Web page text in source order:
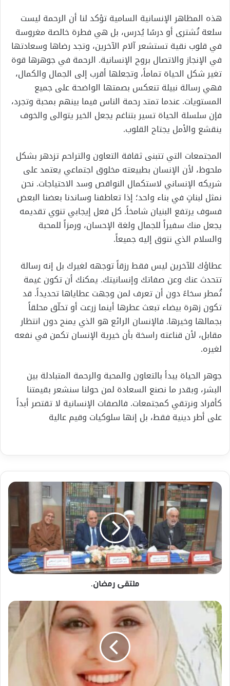
هذه المظاهر الإنسانية السامية تؤكد لنا أن الرحمة ليست
سلعة تُشترى أو درسًا يُدرس، بل هي فطرة خالصة مغروسة
في قلوب نقية تستشعر آلام الآخرين، وتجد رضاها وسعادتها
في الإنجاز والاتصال بروح الإنسانية. الرحمة في جوهرها قوة
تغير شكل الحياة تماماً، وتجعلها أقرب إلى الجمال والكمال،
فهي رسالة نبيلة تنعكس بصمتها الواضحة على جميع
المستويات. عندما تمتد رحمة الناس فيما بينهم بمحبة وتجرد،
فإن سلسلة الحياة تسير بتناغم يجعل الخير يتوالى والخوف
ينقشع والأمل يجتاح القلوب.
المجتمعات التي تتبنى ثقافة التعاون والتراحم تزدهر بشكل
ملحوظ، لأن الإنسان بطبيعته مخلوق اجتماعي يعتمد على
شريكه الإنساني لاستكمال النواقص وسد الاحتياجات. نحن
نمثل لبناتٍ في بناء واحد؛ إذا تعاطفنا وساندنا بعضنا البعض
فسوف يرتفع البنيان شامخاً. كل فعل إيجابي تنوي تقديمه
يجعل منك سفيراً للجمال ولغة الإحسان، ورمزاً للمحبة
والسلام الذي نتوق إليه جميعاً.
عطاؤك للآخرين ليس فقط رزقاً توجهه لغيرك بل إنه رسالة
تتحدث عنك وعن صفاتك وإنسانيتك. يمكنك أن تكون غيمة
تُمطر سخاءً دون أن تعرف لمن وجهت عطاياها تحديداً. قد
تكون زهرة بيضاء تبعث عطرها أينما زرعت أو تحلّق محلقاً
بجمالها وخيرها. فالإنسان الرائع هو الذي يمنح دون انتظار
مقابل، لأن قناعته راسخة بأن خيرية الإنسان تكمن في نفعه
لغيره.
جوهر الحياة يبدأ بالتعاون والمحبة والرحمة المتبادلة بين
البشر، وبقدر ما نصنع السعادة لمن حولنا سنشعر بقيمتنا
كأفراد ونرتقي كمجتمعات. فالصفات الإنسانية لا تقتصر أبداً
على أطر دينية فقط، بل إنها سلوكيات وقيم عالية
ملتقى
رمضان.
ملتقى رمضان.
البراغماتية
اللغوية:
اللغة
بين
القصد
والفعل